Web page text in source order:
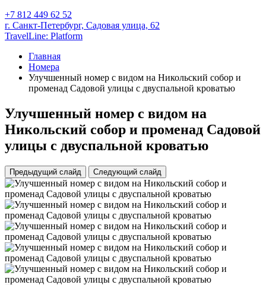
+7 812 449 62 52
г. Санкт-Петербург, Садовая улица, 62
TravelLine: Platform
Главная
Номера
Улучшенный номер с видом на Никольский собор и
променад Садовой улицы с двуспальной кроватью
Улучшенный номер с видом на
Никольский собор и променад Садовой
улицы с двуспальной кроватью
Предыдущий слайд Следующий слайд